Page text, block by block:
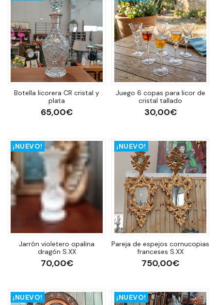
Botella licorera CR cristal y
plata
65,00€
Juego 6 copas para licor de
cristal tallado
30,00€
¡NUEVO!
Jarrón violetero opalina
dragón S.XX
70,00€
¡NUEVO!
Pareja de espejos cornucopias
franceses S.XX
750,00€
¡NUEVO! ¡NUEVO!